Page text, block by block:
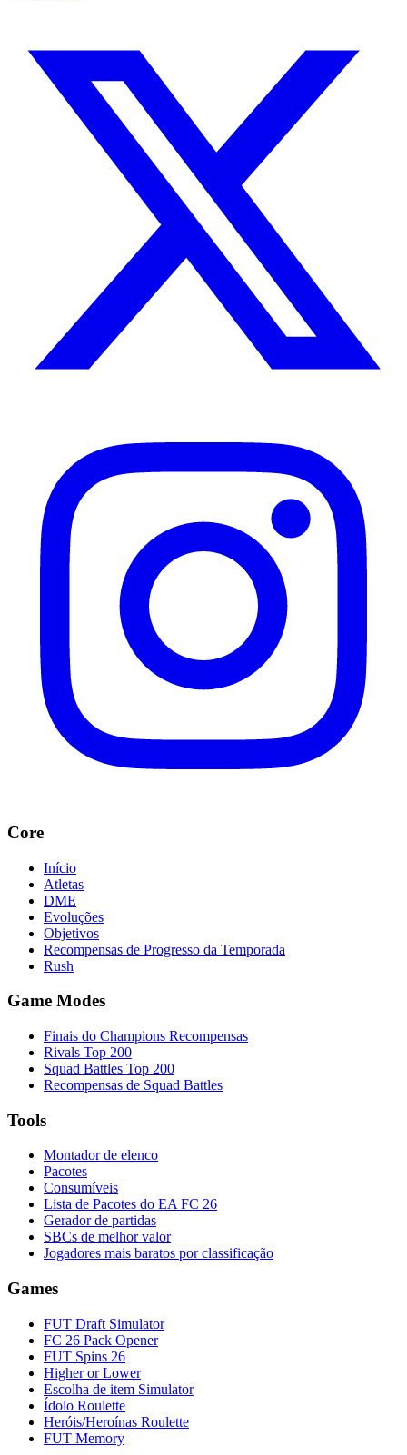
Core
Início
Atletas
DME
Evoluções
Objetivos
Recompensas de Progresso da Temporada
Rush
Game Modes
Finais do Champions Recompensas
Rivals Top 200
Squad Battles Top 200
Recompensas de Squad Battles
Tools
Montador de elenco
Pacotes
Consumíveis
Lista de Pacotes do EA FC 26
Gerador de partidas
SBCs de melhor valor
Jogadores mais baratos por classificação
Games
FUT Draft Simulator
FC 26 Pack Opener
FUT Spins 26
Higher or Lower
Escolha de item Simulator
Ídolo Roulette
Heróis/Heroínas Roulette
FUT Memory